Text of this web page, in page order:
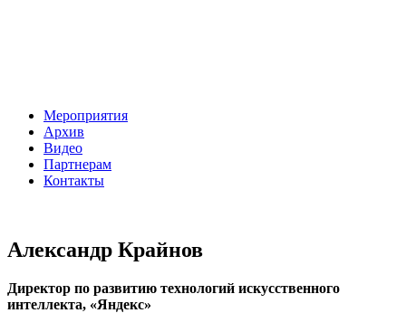
Мероприятия
Архив
Видео
Партнерам
Контакты
Александр Крайнов
Директор по развитию технологий искусственного
интеллекта, «Яндекс»